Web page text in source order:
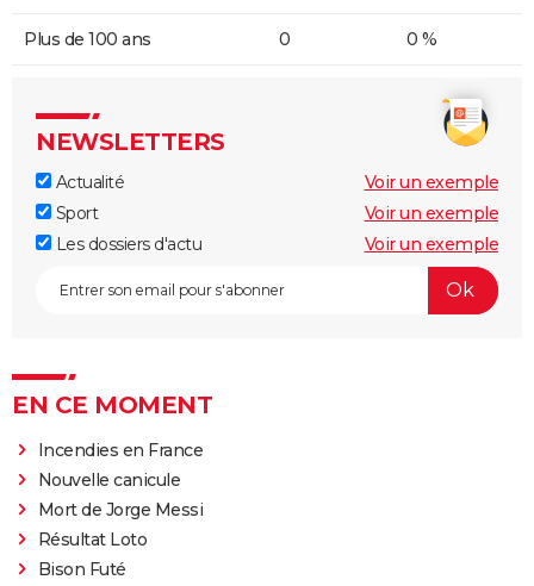
Plus de 100 ans 0 0 %
NEWSLETTERS
Actualité
Voir un exemple
Sport
Voir un exemple
Les dossiers d'actu
Voir un exemple
EN CE MOMENT
Incendies en France
Nouvelle canicule
Mort de Jorge Messi
Résultat Loto
Bison Futé